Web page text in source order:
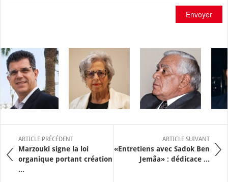
Envoyer
ARTICLE PRÉCÉDENT
Marzouki signe la loi
organique portant création
...
ARTICLE SUIVANT
«Entretiens avec Sadok Ben
Jemâa» : dédicace ...